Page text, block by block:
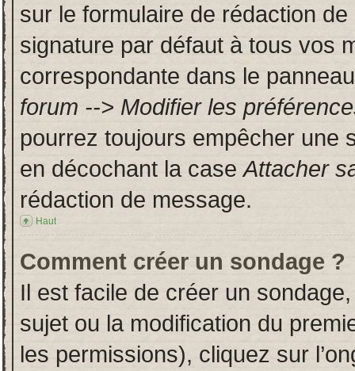
sur le formulaire de rédaction
signature par défaut à tous vos
correspondante dans le
forum --> Modifier les
pourrez toujours empêcher une
en décochant la caseAttacher
rédaction de message.
Haut
Comment créer un sondage ?
Il est facile de créer un
sujet ou la modification du
les permissions), cliquez sur